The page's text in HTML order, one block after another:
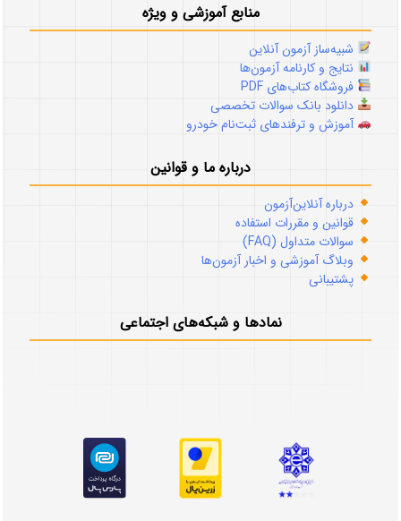
منابع آموزشی و ویژه
شبیه‌ساز آزمون آنلاین
نتایج و کارنامه آزمون‌ها
فروشگاه کتاب‌های PDF
دانلود بانک سوالات تخصصی
آموزش و ترفندهای ثبت‌نام خودرو
درباره ما و قوانین
درباره آنلاین‌آزمون
قوانین و مقررات استفاده
سوالات متداول (FAQ)
وبلاگ آموزشی و اخبار آزمون‌ها
پشتیبانی
نمادها و شبکه‌های اجتماعی